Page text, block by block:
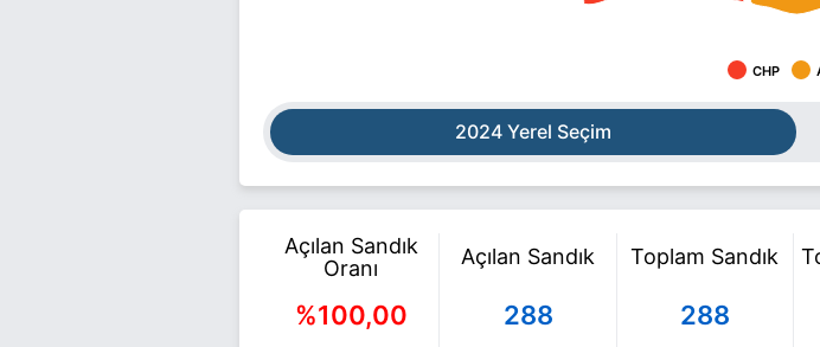
CHP
2024 Yerel Seçim
Açılan Sandık
Oranı
%100,00
Açılan Sandık
288
Toplam Sandık
288